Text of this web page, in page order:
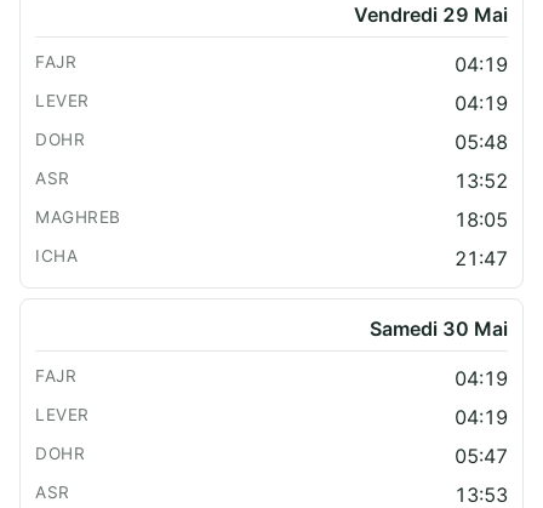
Vendredi 29 Mai
04:19
04:19
05:48
13:52
18:05
21:47
Samedi 30 Mai
04:19
04:19
05:47
13:53